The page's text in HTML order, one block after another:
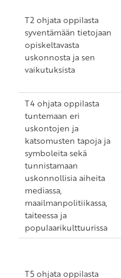
T2 ohjata oppilasta
syventämään tietojaan
opiskeltavasta
uskonnosta ja sen
vaikutuksista
T4 ohjata oppilasta
tuntemaan eri
uskontojen ja
katsomusten tapoja ja
symboleita sekä
tunnistamaan
uskonnollisia aiheita
mediassa,
maailmanpolitiikassa,
taiteessa ja
populaarikulttuurissa
T5 ohjata oppilasta